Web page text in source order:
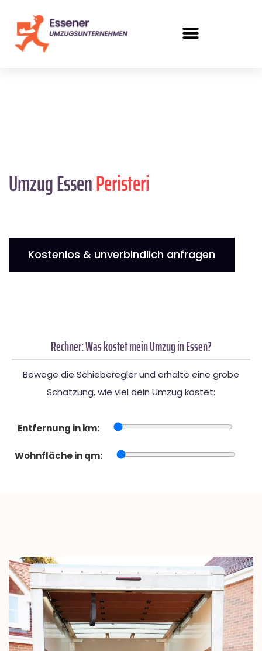
Umzug EssenPeristeri
Kostenlos & unverbindlich anfragen
Rechner: Was kostet mein Umzug in Essen?
Bewege die Schieberegler und erhalte eine grobe
Schätzung, wie viel dein Umzug kostet:
Entfernung in km:
Wohnfläche in qm: